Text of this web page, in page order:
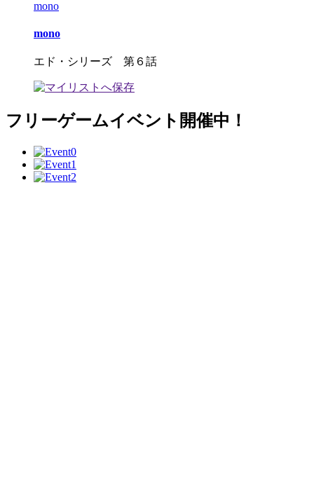
mono
mono
エド・シリーズ 第６話
フリーゲームイベント開催中！